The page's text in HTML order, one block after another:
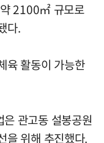
2100㎡ 규모로
다.
육 활동이 가능한
관고동 설봉공원
을 위해 추진했다.